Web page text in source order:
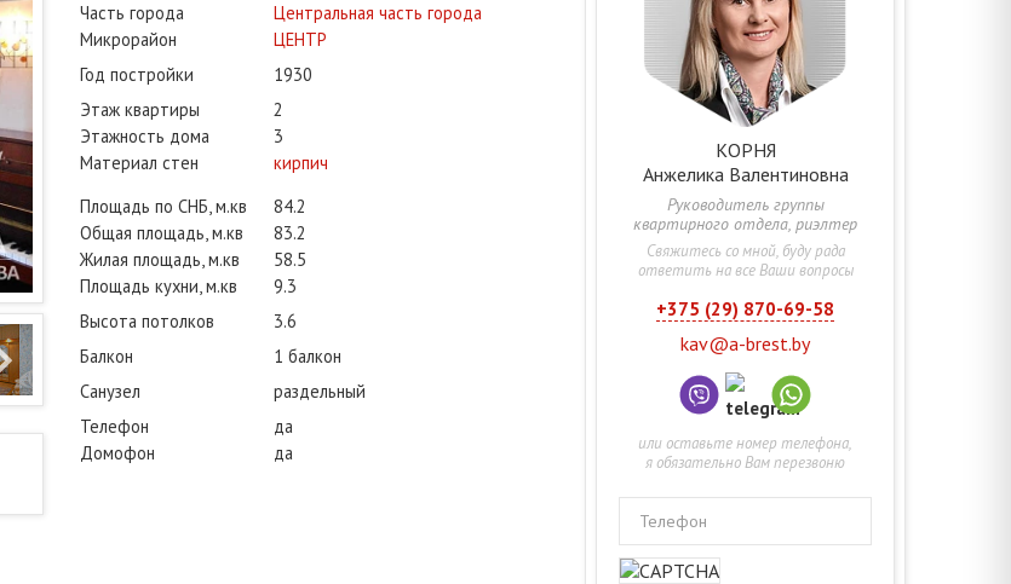
Часть города
Центральная часть города
Микрорайон
ЦЕНТР
Год постройки
1930
Этаж квартиры
2
Этажность дома
3
Материал стен
кирпич
Площадь по СНБ, м.кв
84.2
Общая площадь, м.кв
83.2
Жилая площадь, м.кв
58.5
Площадь кухни, м.кв
9.3
Высота потолков
3.6
Балкон
1 балкон
Санузел
раздельный
Телефон
да
Домофон
да
КОРНЯ
Анжелика Валентиновна
Руководитель группы
квартирного отдела, риэлтер
Свяжитесь со мной, буду рада
ответить на все Ваши вопросы
+375 (29) 870-69-58
kav@a-brest.by
или оставьте номер телефона,
я обязательно Вам перезвоню
Телефон